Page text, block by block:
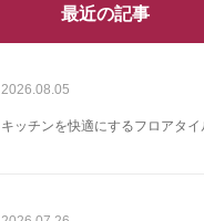
最近の記事
2026.08.05
キッチンを快適にするフロアタイ